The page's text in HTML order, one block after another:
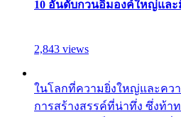
10 อันดับกวนอิมองค์ใหญ่และ
2,843 views
ในโลกที่ความยิ่งใหญ่และคว
การสร้างสรรค์ที่น่าทึ่ง ซึ่งท้า